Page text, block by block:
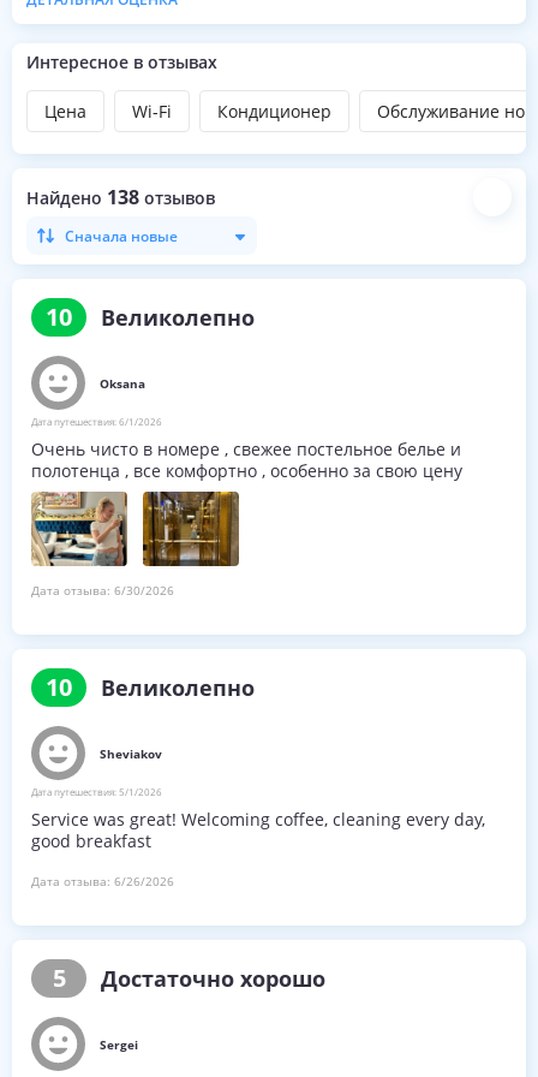
трансфер (платно);
обслуживание номеров (платно).
Услуги для детей
детская кроватка в номере (по запросу).
Интересное в отзывах
Цена Wi-Fi Кондиционер Обслуживание
Найдено 138 отзывов
Сначала новые
10 Великолепно
Oksana
Дата путешествия:6/1/2026
Очень чисто в номере , свежее постельное белье и
полотенца , все комфортно , особенно за свою цену
Дата отзыва: 6/30/2026
10 Великолепно
Sheviakov
Дата путешествия:5/1/2026
Service was great! Welcoming coffee, cleaning every day,
good breakfast
Дата отзыва: 6/26/2026
5 Достаточно хорошо
Sergei